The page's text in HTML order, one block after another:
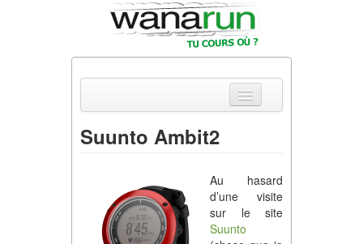
Equipements & Tests
Parcours & Courses
Suunto Ambit2
Au hasard
d’une visite
sur le site
Suunto